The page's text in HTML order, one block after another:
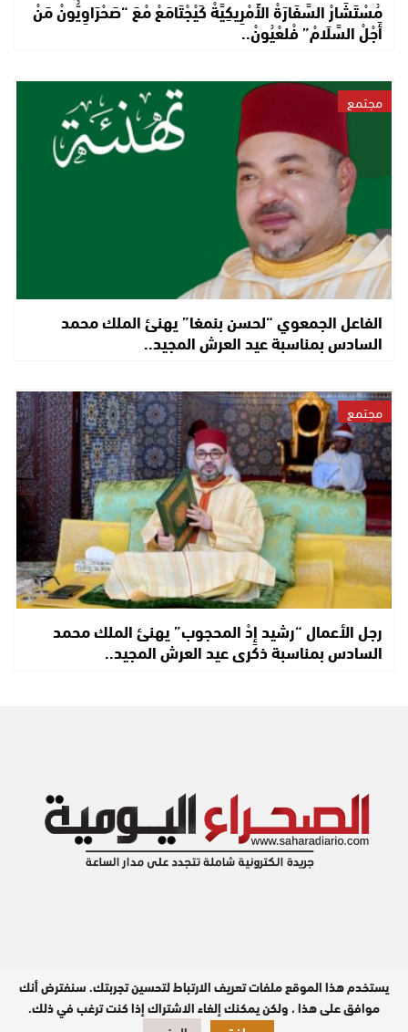
مُسْتَشَارْ السَّفَارَةْ الأَمْرِيكِيَّةْ كَيْجْتَامَعْ مْعَ “صَحْرَاوِيُّونْ مَنْ
أَجْلْ السَّلَامْ” فْلعْيُونْ..
مجتمع
الفاعل الجمعوي “لحسن بنمغا” يهنئ الملك محمد
السادس بمناسبة عيد العرش المجيد..
مجتمع
رجل الأعمال “رشيد إِدْ المحجوب” يهنئ الملك محمد
السادس بمناسبة ذكرى عيد العرش المجيد..
مدير النشر : عبد الله بيه
يستخدم هذا الموقع ملفات تعريف الارتباط لتحسين تجربتك. سنفترض أنك
موافق على هذا ، ولكن يمكنك إلغاء الاشتراك إذا كنت ترغب في ذلك.